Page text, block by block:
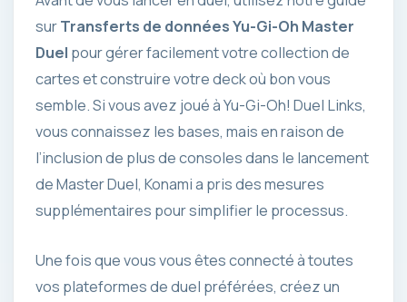
surTransferts de données Yu-Gi-Oh Master
Duel pour gérer facilement votre collection de
cartes et construire votre deck où bon vous
semble. Si vous avez joué à Yu-Gi-Oh! Duel Links,
vous connaissez les bases, mais en raison de
l’inclusion de plus de consoles dans le lancement
de Master Duel, Konami a pris des mesures
supplémentaires pour simplifier le processus.
Une fois que vous vous êtes connecté à toutes
vos plateformes de duel préférées, créez un